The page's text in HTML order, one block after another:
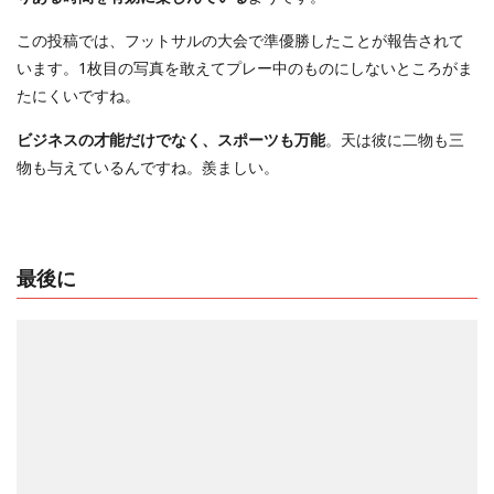
この投稿では、フットサルの大会で準優勝したことが報告されて
います。1枚目の写真を敢えてプレー中のものにしないところがま
たにくいですね。
ビジネスの才能だけでなく、スポーツも万能。天は彼に二物も三
物も与えているんですね。羨ましい。
最後に